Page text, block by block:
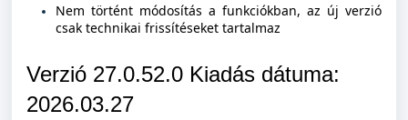
Nem történt módosítás a funkciókban, az új verzió
csak technikai frissítéseket tartalmaz
Verzió 27.0.52.0 Kiadás dátuma:
2026.03.27